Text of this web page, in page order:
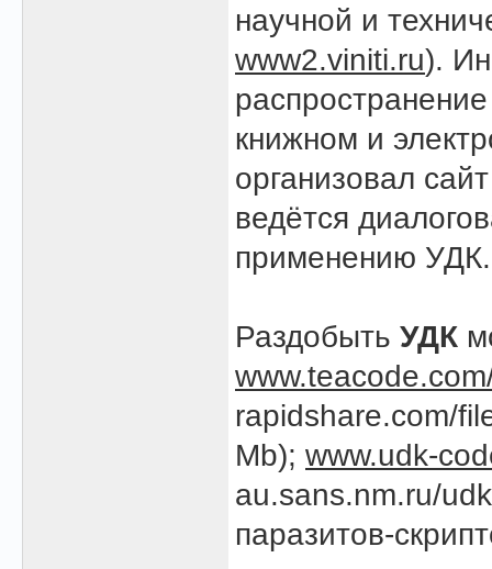
научной и
www2.viniti.ru).
книжном и
организовал
ведётся
применению УДК.
Раздобыть УДК
rapidshare.com/
Mb); www.udk-
au.sans.nm.ru/
паразитов-